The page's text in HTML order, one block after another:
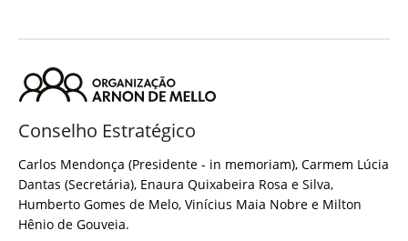
Conselho Estratégico
Carlos Mendonça (Presidente - in memoriam), Carmem Lúcia
Dantas (Secretária), Enaura Quixabeira Rosa e Silva,
Humberto Gomes de Melo, Vinícius Maia Nobre e Milton
Hênio de Gouveia.